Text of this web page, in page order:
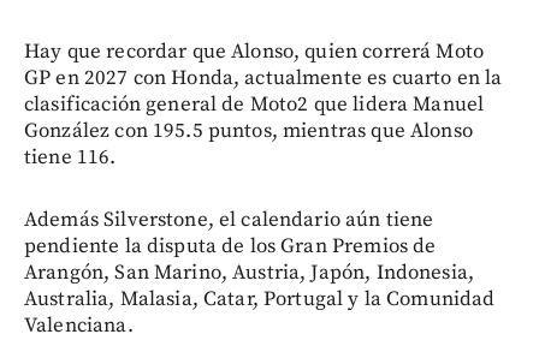
Hay que recordar que Alonso, quien correrá Moto
GP en 2027 con Honda, actualmente es cuarto en la
clasificación general de Moto2 que lidera Manuel
González con 195.5 puntos, mientras que Alonso
tiene 116.
Además Silverstone, el calendario aún tiene
pendiente la disputa de los Gran Premios de
Arangón, San Marino, Austria, Japón, Indonesia,
Australia, Malasia, Catar, Portugal y la Comunidad
Valenciana.